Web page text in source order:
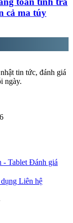
cả ma túy
tin tức, đánh giá
ngày.
- Tablet Đánh giá
Liên hệ